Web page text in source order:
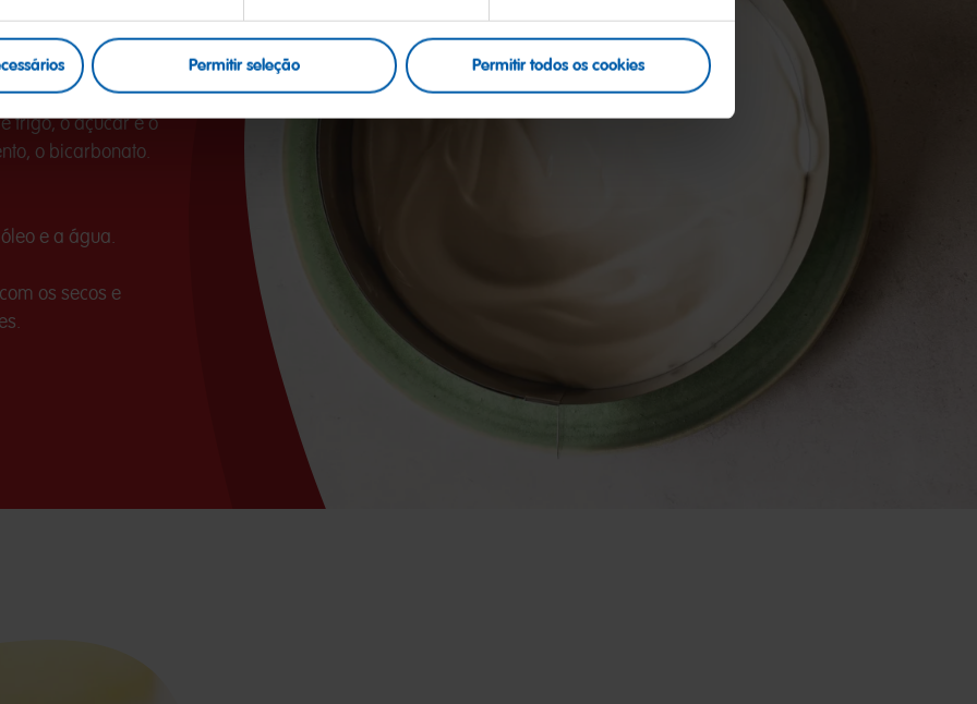
Permitir seleção Permitir todos os cookies
trigo, o açúcar e o
o bicarbonato.
e a água.
os secos e